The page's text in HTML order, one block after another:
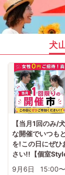
犬
【当月1回のみ/
な開催でいつも
を!この日にぜひ
さい!!【個室Style
9月6日
15:00〜